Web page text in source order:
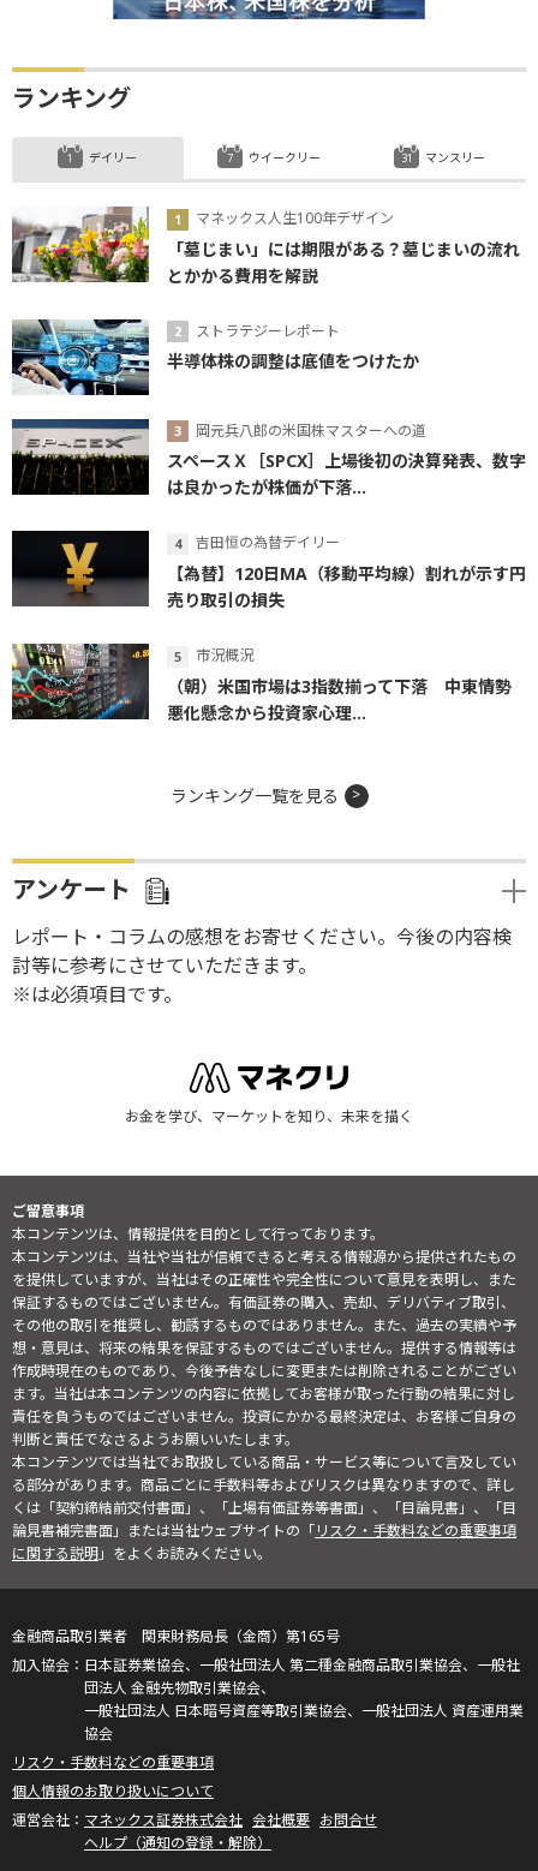
ランキング
デイリー
マネックス人生100年デザイン
「墓じまい」には期限がある？墓じまいの流れ
とかかる費用を解説
ストラテジーレポート
半導体株の調整は底値をつけたか
岡元兵八郎の米国株マスターへの道
スペースＸ［SPCX］上場後初の決算発表、数字
は良かったが株価が下落...
吉田恒の為替デイリー
【為替】120日MA（移動平均線）割れが示す円
売り取引の損失
市況概況
（朝）米国市場は3指数揃って下落 中東情勢
悪化懸念から投資家心理...
ウイークリー マンスリー
ランキング一覧を見る
アンケート
レポート・コラムの感想をお寄せください。今後の内容検
討等に参考にさせていただきます。
※は必須項目です。
お金を学び、マーケットを知り、未来を描く
ご留意事項
本コンテンツは、情報提供を目的として行っております。
本コンテンツは、当社や当社が信頼できると考える情報源から提供されたもの
を提供していますが、当社はその正確性や完全性について意見を表明し、また
保証するものではございません。有価証券の購入、売却、デリバティブ取引、
その他の取引を推奨し、勧誘するものではありません。また、過去の実績や予
想・意見は、将来の結果を保証するものではございません。提供する情報等は
作成時現在のものであり、今後予告なしに変更または削除されることがござい
ます。当社は本コンテンツの内容に依拠してお客様が取った行動の結果に対し
責任を負うものではございません。投資にかかる最終決定は、お客様ご自身の
判断と責任でなさるようお願いいたします。
本コンテンツでは当社でお取扱している商品・サービス等について言及してい
る部分があります。商品ごとに手数料等およびリスクは異なりますので、詳し
くは「契約締結前交付書面」、「上場有価証券等書面」、「目論見書」、「目
論見書補完書面」または当社ウェブサイトの「リスク・手数料などの重要事項
に関する説明」をよくお読みください。
金融商品取引業者 関東財務局長（金商）第165号
日本証券業協会、一般社団法人 第二種金融商品取引業協会、一般社
団法人 金融先物取引業協会、
一般社団法人 日本暗号資産等取引業協会、一般社団法人 資産運用業
協会
リスク・手数料などの重要事項
個人情報のお取り扱いについて
マネックス証券株式会社 会社概要 お問合せ
ヘルプ（通知の登録・解除）